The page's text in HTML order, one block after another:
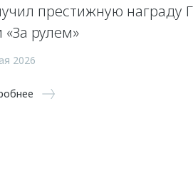
престижную награду
«За рулем»
2026